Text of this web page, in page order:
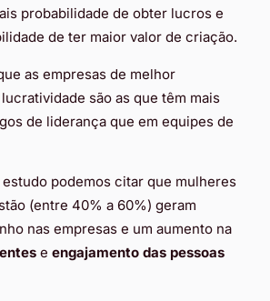
probabilidade de obter lucros e
de ter maior valor de criação.
as empresas de melhor
são as que têm mais
de liderança que em equipes de
podemos citar que mulheres
(entre 40% a 60%) geram
nas empresas e um aumento na
e engajamento das pessoas